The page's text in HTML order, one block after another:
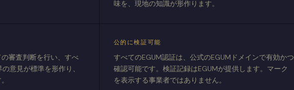
味を、現地の知識が形作ります。
審査判断を行い、すべ
意見が標準を形作り、
公的に検証可能
すべてのEGUM認証は、公式のEGUMドメインで有効かつ
確認可能です。検証記録はEGUMが提供します。マーク
を表示する事業者ではありません。